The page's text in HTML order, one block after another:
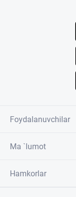
Foydalanuvchilar
Ma `lumot
Hamkorlar